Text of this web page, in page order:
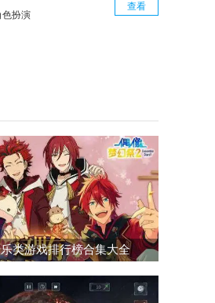
色扮演
查看
类游戏排行榜合集大全